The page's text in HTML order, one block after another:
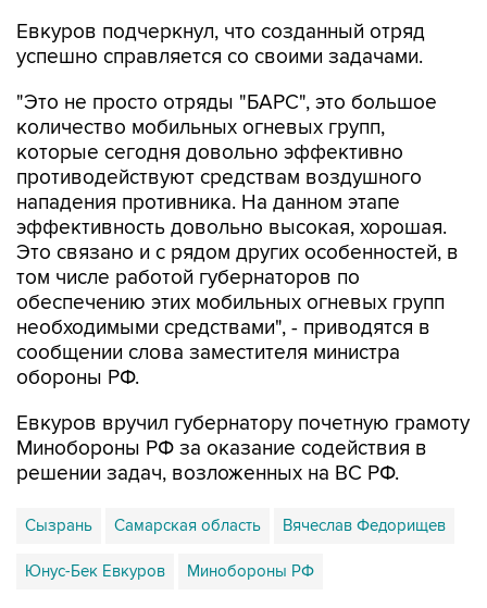
Евкуров подчеркнул, что созданный отряд
успешно справляется со своими задачами.
"Это не просто отряды "БАРС", это большое
количество мобильных огневых групп,
которые сегодня довольно эффективно
противодействуют средствам воздушного
нападения противника. На данном этапе
эффективность довольно высокая, хорошая.
Это связано и с рядом других особенностей, в
том числе работой губернаторов по
обеспечению этих мобильных огневых групп
необходимыми средствами", - приводятся в
сообщении слова заместителя министра
обороны РФ.
Евкуров вручил губернатору почетную грамоту
Минобороны РФ за оказание содействия в
решении задач, возложенных на ВС РФ.
Сызрань Самарская область Вячеслав Федорищев
Юнус-Бек Евкуров Минобороны РФ